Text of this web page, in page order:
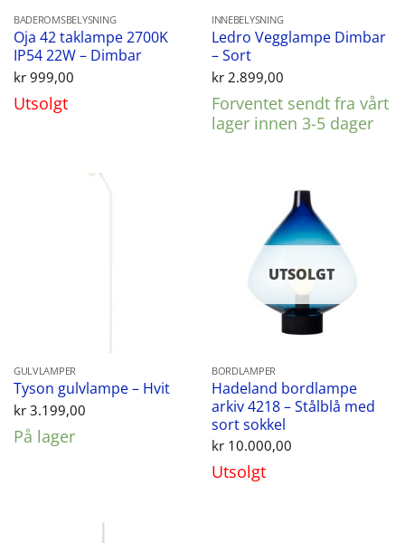
BADEROMSBELYSNING
Oja 42 taklampe 2700K
IP54 22W – Dimbar
kr999,00
Utsolgt
INNEBELYSNING
Ledro Vegglampe Dimbar
– Sort
kr2.899,00
Forventet sendt fra vårt
lager innen 3-5 dager
GULVLAMPER
Tyson gulvlampe – Hvit
kr3.199,00
På lager
UTSOLGT
BORDLAMPER
Hadeland bordlampe
arkiv 4218 – Stålblå med
sort sokkel
kr10.000,00
Utsolgt